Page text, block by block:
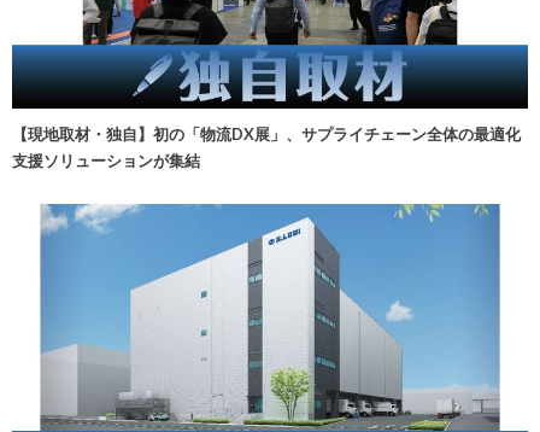
【現地取材・独自】初の「物流DX展」、サプライチェーン全体の最適化
支援ソリューションが集結